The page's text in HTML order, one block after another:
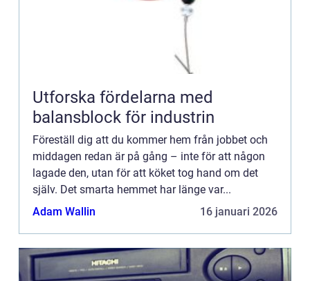
Utforska fördelarna med
balansblock för industrin
Föreställ dig att du kommer hem från jobbet och
middagen redan är på gång – inte för att någon
lagade den, utan för att köket tog hand om det
själv. Det smarta hemmet har länge var...
Adam Wallin
16 januari 2026